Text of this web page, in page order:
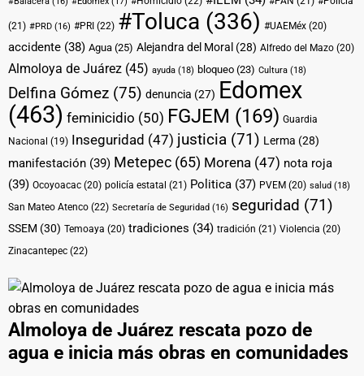
(21) #PRD (16) #PRI (22) #Toluca (336) #UAEMéx (20)
accidente (38) Agua (25) Alejandra del Moral (28) Alfredo del Mazo (20)
Almoloya de Juárez (45) ayuda (18) bloqueo (23) Cultura (18)
Delfina Gómez (75) denuncia (27) Edomex
(463) feminicidio (50) FGJEM (169) Guardia
Nacional (19) Inseguridad (47) justicia (71) Lerma (28)
manifestación (39) Metepec (65) Morena (47) nota roja
(39) Ocoyoacac (20) policía estatal (21) Politica (37) PVEM (20) salud (18)
San Mateo Atenco (22) Secretaría de Seguridad (16) seguridad (71)
SSEM (30) Temoaya (20) tradiciones (34) tradición (21) Violencia (20)
Zinacantepec (22)
Almoloya de Juárez rescata pozo de
agua e inicia más obras en comunidades